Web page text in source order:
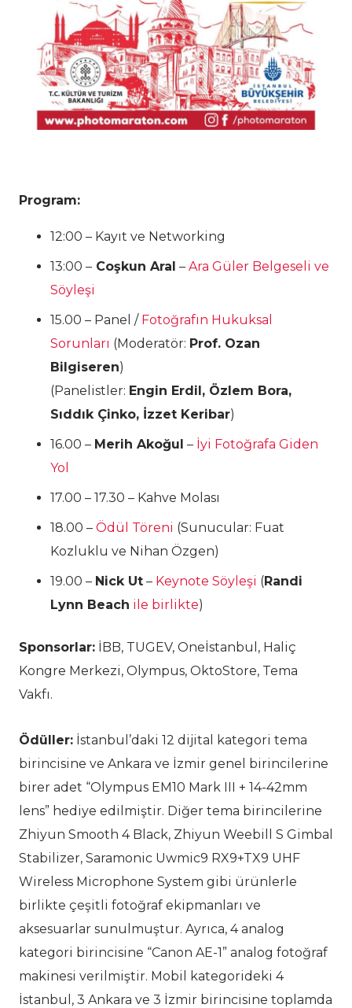
Program:
12:00 – Kayıt ve Networking
13:00 – Coşkun Aral – Ara Güler Belgeseli ve
Söyleşi
15.00 – Panel / Fotoğrafın Hukuksal
Sorunları (Moderatör: Prof. Ozan
Bilgiseren)
(Panelistler: Engin Erdil, Özlem Bora,
Sıddık Çinko, İzzet Keribar)
16.00 – Merih Akoğul – İyi Fotoğrafa Giden
Yol
17.00 – 17.30 – Kahve Molası
18.00 – Ödül Töreni (Sunucular: Fuat
Kozluklu ve Nihan Özgen)
19.00 – Nick Ut – Keynote Söyleşi (Randi
Lynn Beach ile birlikte)
Sponsorlar: İBB, TUGEV, Oneİstanbul, Haliç
Kongre Merkezi, Olympus, OktoStore, Tema
Vakfı.
Ödüller: İstanbul’daki 12 dijital kategori tema
birincisine ve Ankara ve İzmir genel birincilerine
birer adet “Olympus EM10 Mark III + 14-42mm
lens” hediye edilmiştir. Diğer tema birincilerine
Zhiyun Smooth 4 Black, Zhiyun Weebill S Gimbal
Stabilizer, Saramonic Uwmic9 RX9+TX9 UHF
Wireless Microphone System gibi ürünlerle
birlikte çeşitli fotoğraf ekipmanları ve
aksesuarlar sunulmuştur. Ayrıca, 4 analog
kategori birincisine “Canon AE-1” analog fotoğraf
makinesi verilmiştir. Mobil kategorideki 4
İstanbul, 3 Ankara ve 3 İzmir birincisine toplamda